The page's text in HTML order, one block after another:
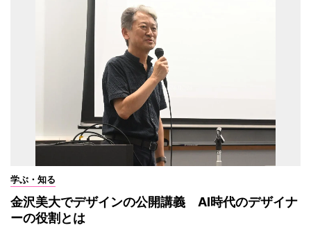
学ぶ・知る
金沢美大でデザインの公開講義 AI時代のデザイナ
ーの役割とは